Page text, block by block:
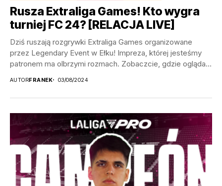
Rusza Extraliga Games! Kto wygra
turniej FC 24? [RELACJA LIVE]
Dziś ruszają rozgrywki Extraliga Games organizowane
przez Legendary Event w Ełku! Impreza, której jesteśmy
patronem ma olbrzymi rozmach. Zobaczcie, gdzie oglądać
AUTORFRANEK 03/08/2024